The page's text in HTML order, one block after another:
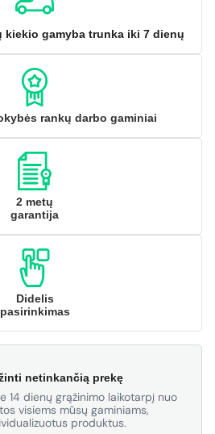
kiekio gamyba trunka iki 7 dienų
rankų darbo gaminiai
2 metų
garantija
Didelis
pasirinkimas
netinkančią prekę
14 dienų grąžinimo laikotarpį nuo
visiems mūsų gaminiams,
produktus.